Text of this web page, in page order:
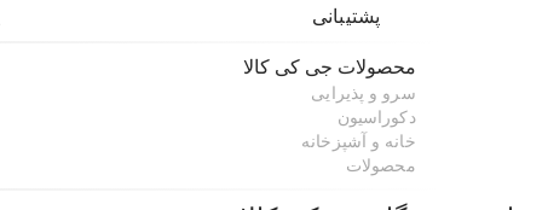
پشتیبانی
محصولات جی کی کالا
سرو و پذیرایی
دکوراسیون
خانه و آشپزخانه
محصولات